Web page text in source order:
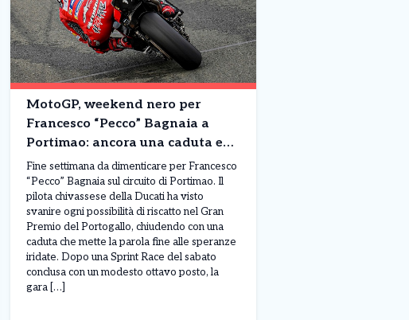
MotoGP, weekend nero per
Francesco “Pecco” Bagnaia a
Portimao: ancora una caduta e
addio al sogno mondiale
Fine settimana da dimenticare per Francesco
“Pecco” Bagnaia sul circuito di Portimao. Il
pilota chivassese della Ducati ha visto
svanire ogni possibilità di riscatto nel Gran
Premio del Portogallo, chiudendo con una
caduta che mette la parola fine alle speranze
iridate. Dopo una Sprint Race del sabato
conclusa con un modesto ottavo posto, la
gara […]